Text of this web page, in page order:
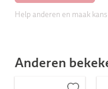
Help anderen en maak
Anderen